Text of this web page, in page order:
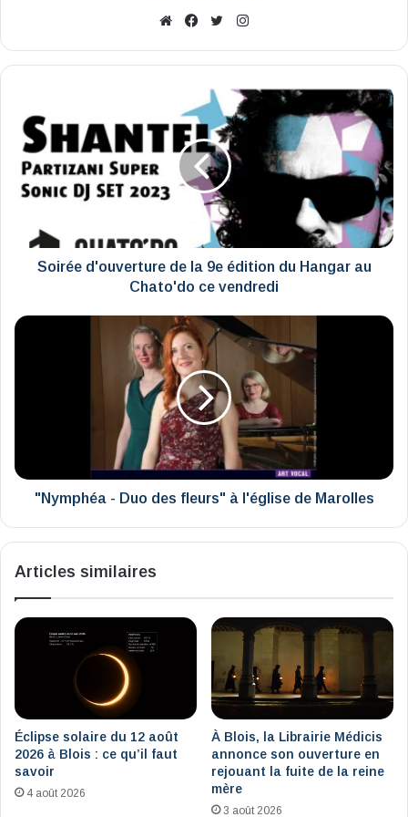
WebsiteFacebook
X
d'ouverture
de
la
9e
édition
Hangar
Chato'do
Soirée d'ouverture de la 9e édition du Hangar au
Chato'do ce vendredi
"Nymphéa
Marolles
"Nymphéa - Duo des fleurs" à l'église de Marolles
Articles similaires
Éclipse solaire du 12 août
2026 à Blois : ce qu’il faut
savoir
4 août 2026
À Blois, la Librairie Médicis
annonce son ouverture en
rejouant la fuite de la reine
mère
3 août 2026